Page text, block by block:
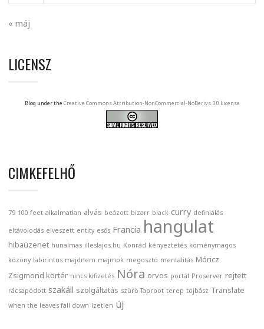
« máj
LICENSZ
Blog under the Creative Commons Attribution-NonCommercial-NoDerivs 3.0 License
CIMKEFELHŐ
79 100 feet alkalmatlan alvás beázott bizarr black curry definiálás
eltávolodás elveszett entity esős Francia hangulat
hibaüzenet hunalmas illeslajos.hu Konrád kényeztetés köménymagos
közöny labirintus majdnem majmok megosztó mentalitás Móricz
Zsigmond körtér nincs kifizetés Nóra orvos portál Proserver rejtett
rácsapódott szakáll szolgáltatás szűrő Taproot terep tojbász Translate
when the leaves fall down ízetlen új